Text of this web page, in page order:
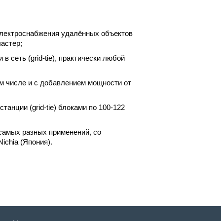
удалённых объектов
сеть (grid-tie), практически любой
числе и с добавлением мощности от
(grid-tie) блоками по 100-122
разных применений, со
(Япония).